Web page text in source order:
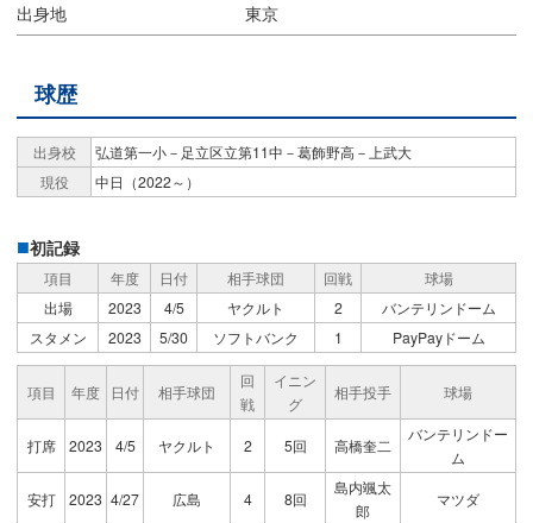
出身地
東京
球歴
出身校
弘道第一小－足立区立第11中－葛飾野高－上武大
現役
中日（2022～）
初記録
項目 年度 日付 相手球団 回戦
球場
出場
2023 4/5 ヤクルト 2
バンテリンドーム
スタメン
2023 5/30 ソフトバンク 1 PayPayドーム
項目 年度 日付 相手球団
回
戦
イニン
グ
相手投手 球場
打席 2023 4/5 ヤクルト 2 5回 高橋奎二
バンテリンドー
ム
安打 2023 4/27 広島 4 8回
島内颯太
郎
マツダ